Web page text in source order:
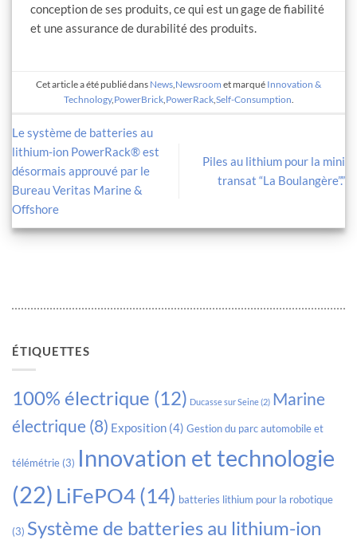
ÉTIQUETTES
100% électrique (12) Ducasse sur Seine(2) Marine
électrique (8) Exposition (4) Gestion du parc automobile et
télémétrie (3) Innovation et technologie
(22) LiFePO4 (14) batteries lithium pour la robotique
(3) Système de batteries au lithium-ion
conception de ses produits, ce qui est un gage de fiabilité
et une assurance de durabilité des produits.
Cet article a été publié dans News Newsroom et marqué Innovation &
Technology, PowerBrick, PowerRack, Self-Consumption
Le système de batteries au
lithium-ion PowerRack® est
désormais approuvé par le
Bureau Veritas Marine &
Offshore
Piles au lithium pour la mini
transat “La Boulangère”.”